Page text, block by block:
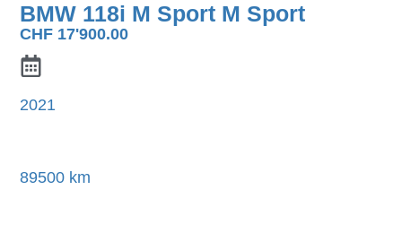
BMW 118i M Sport M Sport
CHF 17'900.00
2021
89500 km